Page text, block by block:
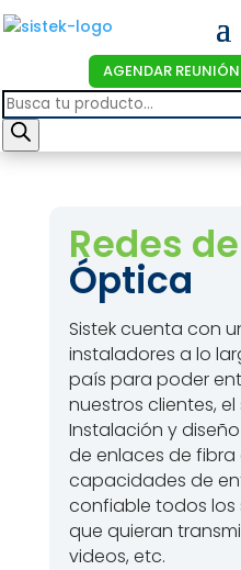
AGENDAR REUNIÓN
Products
search
Redes de
Óptica
Sistek cuenta con
instaladores a lo
país para poder
nuestros clientes,
Instalación y
de enlaces de
capacidades de
confiable todos los
que quieran
videos, etc.